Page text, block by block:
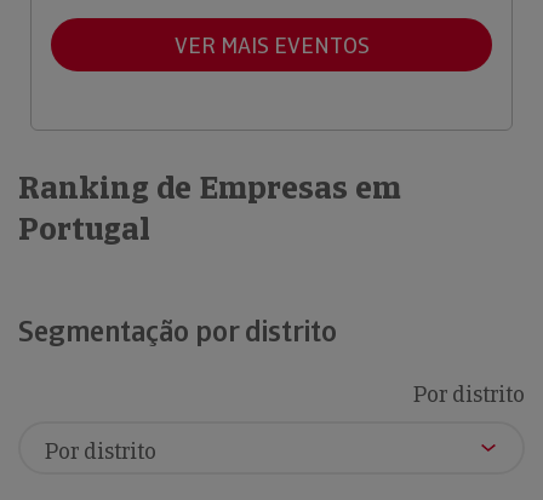
VER MAIS EVENTOS
Ranking de Empresas em
Portugal
Segmentação por distrito
Por distrito